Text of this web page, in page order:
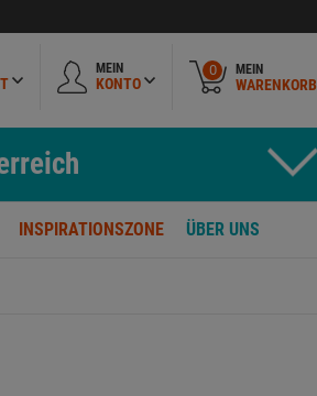
MEIN
KONTO
0 MEIN
WARENKORB
INSPIRATIONSZONE ÜBER UNS